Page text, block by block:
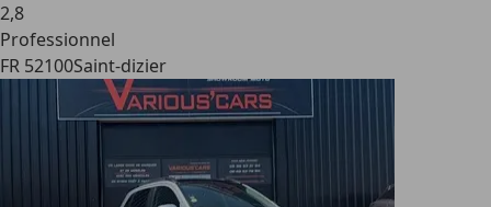
2,8
Professionnel
FR 52100Saint-dizier